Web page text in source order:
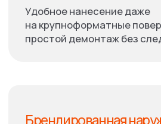
Другаяпродукция